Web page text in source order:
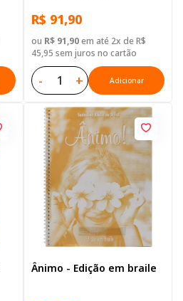
R$ 91,90
ou R$ 91,90em até 2x de R$
45,95 sem juros no cartão
- + Adicionar
Ânimo - Edição em braile